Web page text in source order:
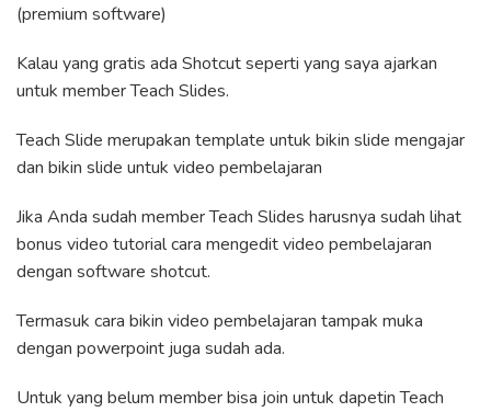
(premium software)
Kalau yang gratis ada Shotcut seperti yang saya ajarkan
untuk member Teach Slides.
Teach Slide merupakan template untuk bikin slide mengajar
dan bikin slide untuk video pembelajaran
Jika Anda sudah member Teach Slides harusnya sudah lihat
bonus video tutorial cara mengedit video pembelajaran
dengan software shotcut.
Termasuk cara bikin video pembelajaran tampak muka
dengan powerpoint juga sudah ada.
Untuk yang belum member bisa join untuk dapetin Teach